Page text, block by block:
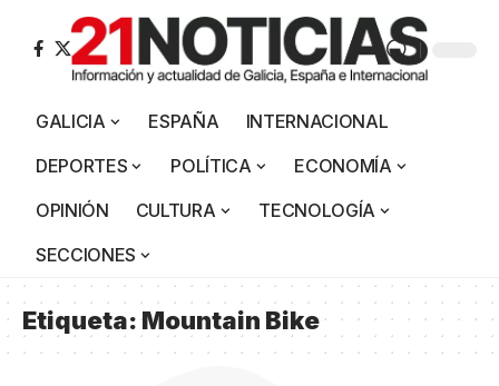
GALICIA ESPAÑA
INTERNACIONAL
DEPORTES
POLÍTICA
ECONOMÍA
OPINIÓN
CULTURA
TECNOLOGÍA
SECCIONES
Etiqueta:Mountain Bike